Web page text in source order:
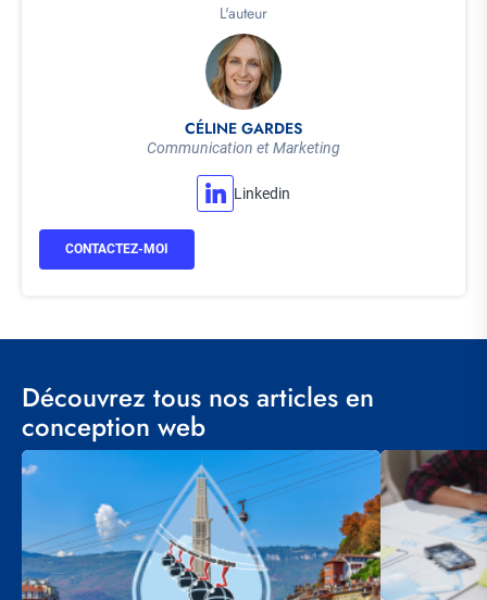
L'auteur
CÉLINE GARDES
Communication et Marketing
Linkedin
CONTACTEZ-MOI
Découvrez tous nos articles en
conception web
Visuel
principal
Visuel
principal